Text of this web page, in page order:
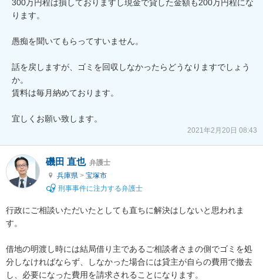
300万円程は損しておりますし現金で貸した金額も200万円程にな
ります。
愚痴を聞いてもらってすいません。
話を戻しますが、ゴミを回収しなかったらどうなりますでしょう
か。
賃料は毎月納めております。
2021年2月20日 08:43
磯田 直也 弁護士
兵庫県 > 宝塚市
刑事事件に注力する弁護士
行政にご相談いただいたとしても直ちに解決はしないと思われま
す。
借地の明渡し時には結局借り主であるご相談者さまの側でゴミを処
分しなければならず、しなかった場合には貸主が自らの費用で撤去
し、必要になった費用を請求されることになります。